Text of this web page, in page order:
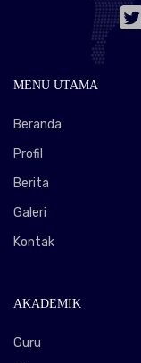
MENU UTAMA
Beranda
Profil
Berita
Galeri
Kontak
AKADEMIK
Guru